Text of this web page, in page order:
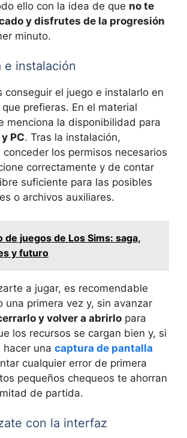
ello con la idea de que no te
y disfrutes de la progresión
minuto.
e instalación
conseguir el juego e instalarlo en
prefieras. En el material
menciona la disponibilidad para
PC. Tras la instalación,
los permisos necesarios
correctamente y de contar
suficiente para las posibles
o archivos auxiliares.
de juegos de Los Sims: saga,
y futuro
a jugar, es recomendable
una primera vez y, sin avanzar
y volver a abrirlo para
los recursos se cargan bien y, si
hacer una captura de pantalla
cualquier error de primera
pequeños chequeos te ahorran
de partida.
con la interfaz